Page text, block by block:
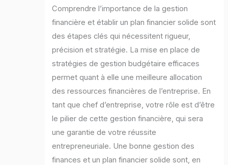
Comprendre l’importance de la gestion
financière et établir un plan financier solide sont
des étapes clés qui nécessitent rigueur,
précision et stratégie. La mise en place de
stratégies de gestion budgétaire efficaces
permet quant à elle une meilleure allocation
des ressources financières de l’entreprise. En
tant que chef d’entreprise, votre rôle est d’être
le pilier de cette gestion financière, qui sera
une garantie de votre réussite
entrepreneuriale. Une bonne gestion des
finances et un plan financier solide sont, en